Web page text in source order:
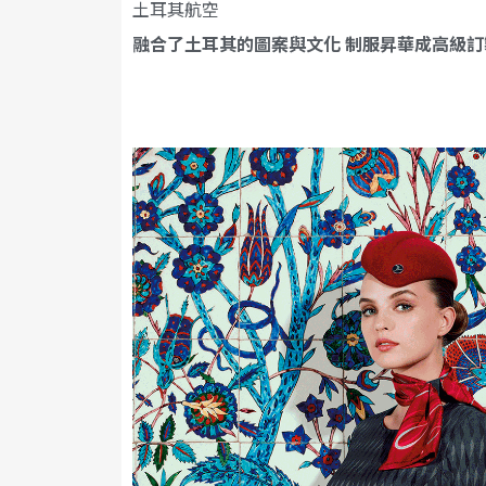
土耳其航空
融合了土耳其的圖案與文化 制服昇華成高級